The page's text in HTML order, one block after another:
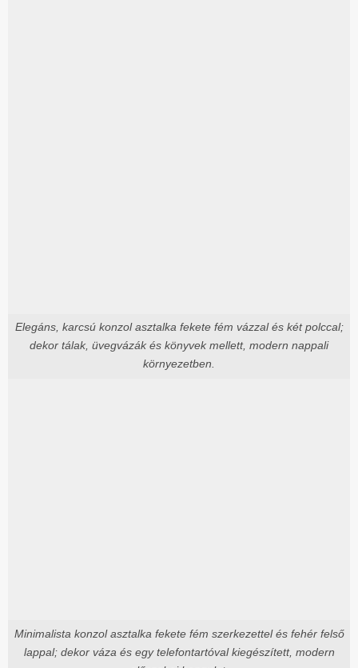
Elegáns, karcsú konzol asztalka fekete fém vázzal és két polccal;
dekor tálak, üvegvázák és könyvek mellett, modern nappali
környezetben.
Minimalista konzol asztalka fekete fém szerkezettel és fehér felső
lappal; dekor váza és egy telefontartóval kiegészített, modern